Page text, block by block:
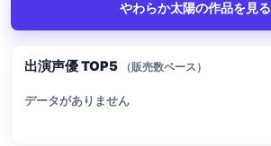
やわらか太陽の作品を見る
出演声優 TOP5 （販売数ベース）
データがありません